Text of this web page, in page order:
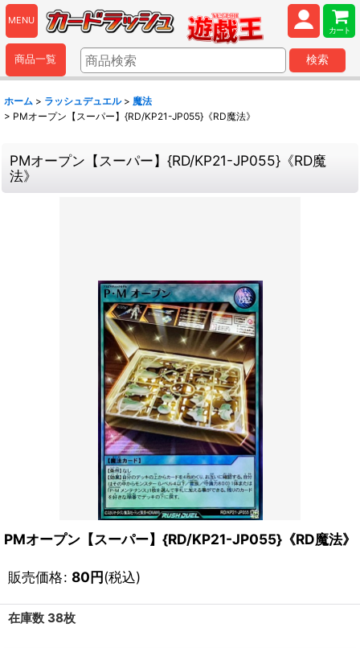
MENU
カート
商品一覧 検索
ホーム > ラッシュデュエル > 魔法
> PMオープン【スーパー】{RD/KP21-JP055}《RD魔法》
PMオープン【スーパー】{RD/KP21-JP055}《RD魔
法》
PMオープン【スーパー】{RD/KP21-JP055}《RD魔法》
販売価格: 80円(税込)
在庫数 38枚